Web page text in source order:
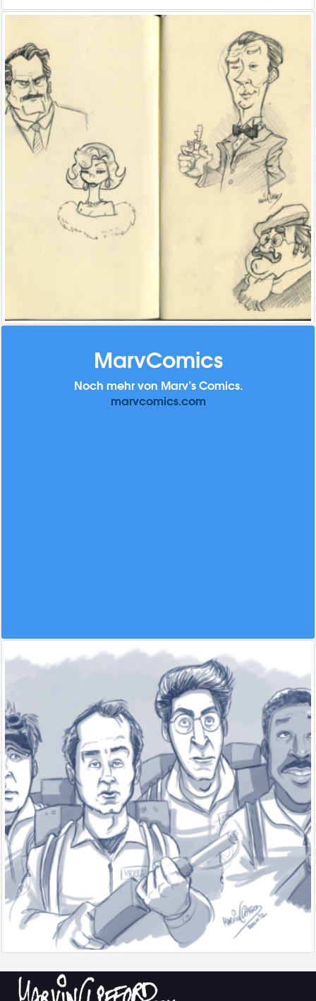
MarvComics
Noch mehr von Marv’s Comics.
marvcomics.com